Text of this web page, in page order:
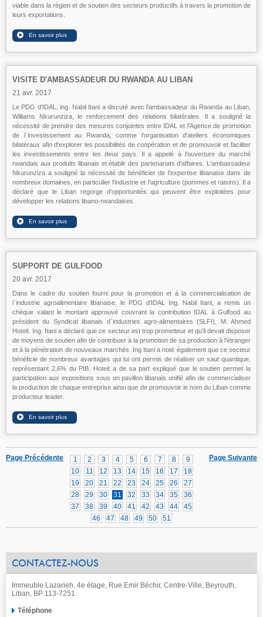
viable dans la région et de soutien des secteurs productifs à travers la promotion de
leurs exportations.
VISITE D'AMBASSADEUR DU RWANDA AU LIBAN
21 avr. 2017
Le PDG d'IDAL, ing. Nabil Itani a discuté avec l'ambassadeur du Rwanda au Liban,
Williams Nkurunziza, le renforcement des relations bilatérales. Il a souligné la
nécessité de prendre des mesures conjointes entre IDAL et l'Agence de promotion
de l`investissement au Rwanda, comme l'organisation d'ateliers économiques
bilatéraux afin d'explorer les possibilités de coopération et de promouvoir et faciliter
les investissements entre les deux pays. Il a appelé à l'ouverture du marché
rwandais aux produits libanais et établir des partenariats d'affaires. L'ambassadeur
Nkurunziza a souligné la nécessité de bénéficier de l'expertise libanaise dans de
nombreux domaines, en particulier l'industrie et l'agriculture (pommes et raisins). Il a
déclaré que le Liban regorge d'opportunités qui peuvent être exploitées pour
développer les relations libano-rwandaises.
SUPPORT DE GULFOOD
20 avr. 2017
Dans le cadre du soutien fourni pour la promotion et à la commercialisation de
l`industrie agroalimentaire libanaise, le PDG d'IDAL Ing. Nabil Itani, a remis un
chèque valant le montant approuvé couvrant la contribution IDAL à Gulfood au
président du Syndicat libanais d`industries agro-alimentaires (SLFI), M. Ahmed
Hoteit. Ing. Itani a déclaré que ce secteur est trop prometteur et qu'il devait disposer
de moyens de soutien afin de contribuer à la promotion de sa production à l'étranger
et à la pénétration de nouveaux marchés. Ing Itani a noté également que ce secteur
bénéficie de nombreux avantages qui lui ont permis de réaliser un saut quantique,
représentant 2,6% du PIB. Hoteit a de sa part expliqué que le soutien permet la
participation aux expositions sous un pavillon libanais unifié afin de commercialiser
la production de chaque entreprise ainsi que de promouvoir le nom du Liban comme
producteur leader.
Page Suivante
1 2 3 4 5 6 7 8
9
10
11 12 13 14 15 16 17
18
19
20 21 22 23 24 25 26
27
28
29 30 31 32 33 34 35
36
37
38 39 40 41 42 43 44
45
46
47 48 49 50 51
Page Précédente
CONTACTEZ-NOUS
Immeuble Lazarieh, 4e étage, Rue Emir Béchir, Centre-Ville, Beyrouth,
Liban, BP 113-7251
Téléphone